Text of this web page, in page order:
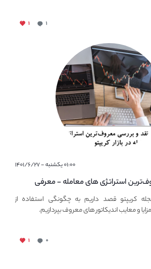
۱ ۱
۰۱:۰۰ یکشنبه - ۱۴۰۱/۶/۲۷
استراتژی های معامله - معرفی
در بازار کریپتو
کریپتو قصد داریم به چگونگی استفاده از
و معایب اندیکاتور های معروف بپردازیم.
۰ ۱